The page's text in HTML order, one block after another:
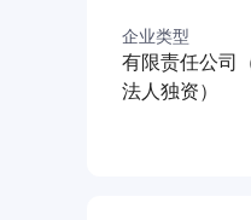
获得全国“五一
誉，连续六届
秉承“服务全球能源和基础设施建设 谋求中电建区域
企业类型
有限责任公司
法人独资）